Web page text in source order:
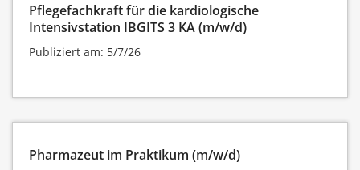
Pflegefachkraft für die kardiologische
Intensivstation IBGITS 3 KA (m/w/d)
Publiziert am: 5/7/26
Pharmazeut im Praktikum (m/w/d)